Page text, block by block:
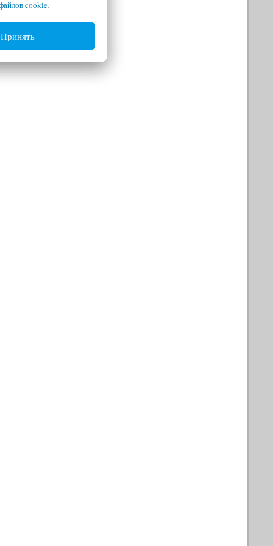
cookie.
Принять